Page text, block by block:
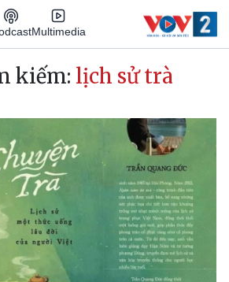
Multimedia
kiếm: lịch sử trà